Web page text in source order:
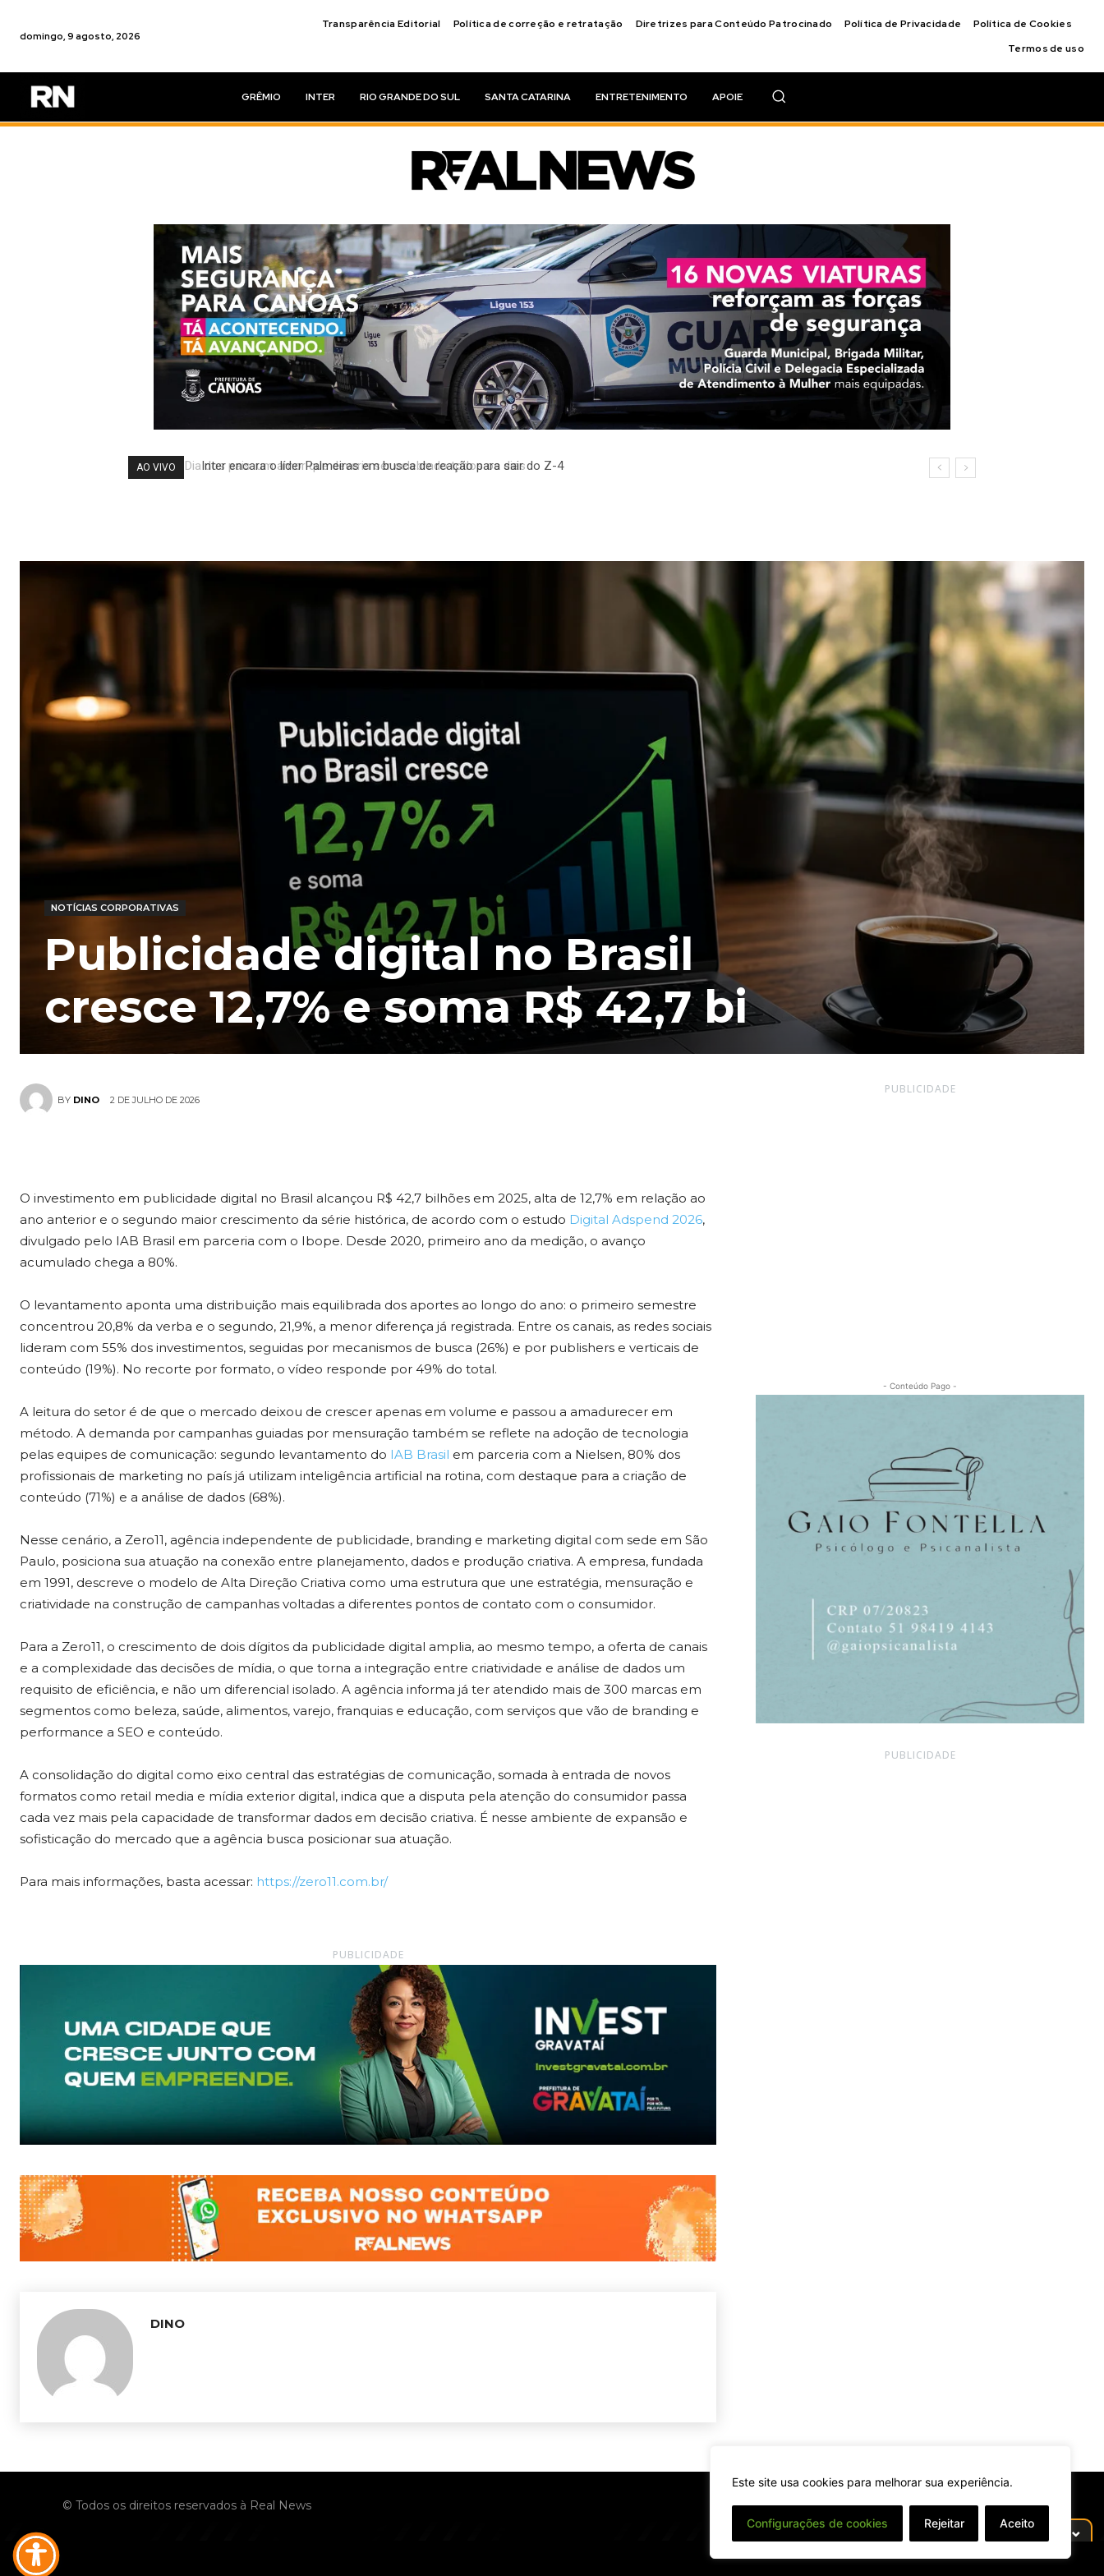
Este site usa cookies para melhorar sua experiência.
Configurações de cookies Rejeitar Aceito
domingo, 9 agosto, 2026
Transparência Editorial Política de correção e retratação Diretrizes para Conteúdo Patrocinado Política de Privacidade
Política de Cookies
Termos de uso
GRÊMIO INTER RIO GRANDE DO SUL SANTA CATARINA ENTRETENIMENTO APOIE
AO VIVO Inter encara o líder Palmeiras em busca de reação para sair do Z-4
NOTÍCIAS CORPORATIVAS
Publicidade digital no Brasil
cresce 12,7% e soma R$ 42,7 bi
BY DINO 2 DE JULHO DE 2026
O investimento em publicidade digital no Brasil alcançou R$ 42,7 bilhões em 2025, alta de 12,7% em relação ao
ano anterior e o segundo maior crescimento da série histórica, de acordo com o estudo Digital Adspend 2026,
divulgado pelo IAB Brasil em parceria com o Ibope. Desde 2020, primeiro ano da medição, o avanço
acumulado chega a 80%.
O levantamento aponta uma distribuição mais equilibrada dos aportes ao longo do ano: o primeiro semestre
concentrou 20,8% da verba e o segundo, 21,9%, a menor diferença já registrada. Entre os canais, as redes sociais
lideram com 55% dos investimentos, seguidas por mecanismos de busca (26%) e por publishers e verticais de
conteúdo (19%). No recorte por formato, o vídeo responde por 49% do total.
A leitura do setor é de que o mercado deixou de crescer apenas em volume e passou a amadurecer em
método. A demanda por campanhas guiadas por mensuração também se reflete na adoção de tecnologia
pelas equipes de comunicação: segundo levantamento do IAB Brasil em parceria com a Nielsen, 80% dos
profissionais de marketing no país já utilizam inteligência artificial na rotina, com destaque para a criação de
conteúdo (71%) e a análise de dados (68%).
Nesse cenário, a Zero11, agência independente de publicidade, branding e marketing digital com sede em São
Paulo, posiciona sua atuação na conexão entre planejamento, dados e produção criativa. A empresa, fundada
em 1991, descreve o modelo de Alta Direção Criativa como uma estrutura que une estratégia, mensuração e
criatividade na construção de campanhas voltadas a diferentes pontos de contato com o consumidor.
Para a Zero11, o crescimento de dois dígitos da publicidade digital amplia, ao mesmo tempo, a oferta de canais
e a complexidade das decisões de mídia, o que torna a integração entre criatividade e análise de dados um
requisito de eficiência, e não um diferencial isolado. A agência informa já ter atendido mais de 300 marcas em
segmentos como beleza, saúde, alimentos, varejo, franquias e educação, com serviços que vão de branding e
performance a SEO e conteúdo.
A consolidação do digital como eixo central das estratégias de comunicação, somada à entrada de novos
formatos como retail media e mídia exterior digital, indica que a disputa pela atenção do consumidor passa
cada vez mais pela capacidade de transformar dados em decisão criativa. É nesse ambiente de expansão e
sofisticação do mercado que a agência busca posicionar sua atuação.
Para mais informações, basta acessar: https://zero11.com.br/
PUBLICIDADE
DINO
PUBLICIDADE
- Conteúdo Pago -
PUBLICIDADE
© Todos os direitos reservados à Real News
⌄